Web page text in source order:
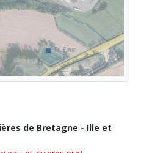
de Bretagne - Ille et